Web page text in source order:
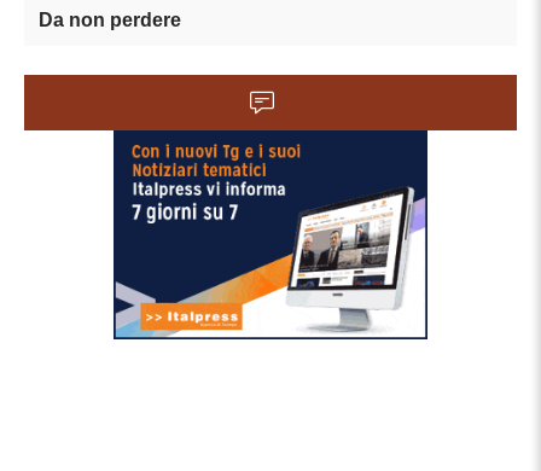
Da non perdere